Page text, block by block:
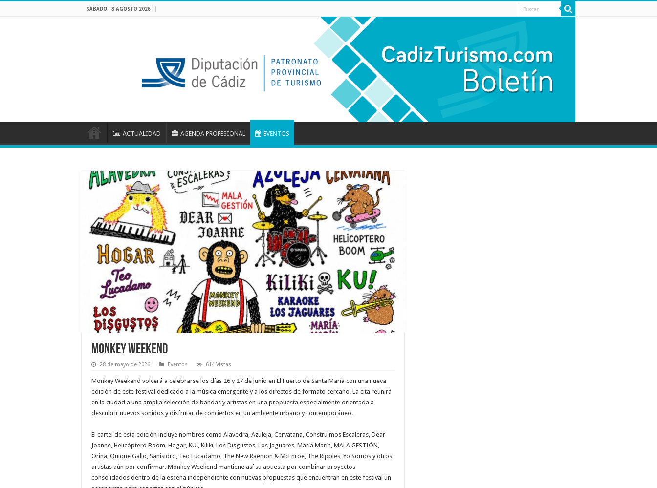
SÁBADO , 8 AGOSTO 2026
ACTUALIDAD AGENDA PROFESIONAL EVENTOS
Monkey Weekend
28 de mayo de 2026 Eventos 614 Vistas
Monkey Weekend volverá a celebrarse los días 26 y 27 de junio en El Puerto de Santa María con una nueva
edición de este festival dedicado a la música emergente y a los directos de formato cercano. La cita reunirá
en la ciudad a una amplia selección de bandas y artistas en una propuesta especialmente orientada a
descubrir nuevos sonidos y disfrutar de conciertos en un ambiente urbano y contemporáneo.
El cartel de esta edición incluye nombres como Alavedra, Azuleja, Cervatana, Construimos Escaleras, Dear
Joanne, Helicóptero Boom, Hogar, KU!, Kiliki, Los Disgustos, Los Jaguares, María Marín, MALA GESTIÓN,
Orina, Quique Gallo, Sanisidro, Teo Lucadamo, The New Raemon & McEnroe, The Ripples, Yo Somos y otros
artistas aún por confirmar. Monkey Weekend mantiene así su apuesta por combinar proyectos
consolidados dentro de la escena independiente con nuevas propuestas que encuentran en este festival un